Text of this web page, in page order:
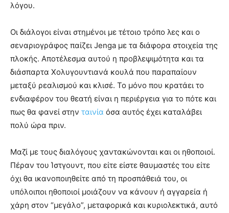
λόγου.
Οι διάλογοι είναι στημένοι με τέτοιο τρόπο λες και ο
σεναριογράφος παίζει Jenga με τα διάφορα στοιχεία της
πλοκής. Αποτέλεσμα αυτού η προβλεψιμότητα και τα
διάσπαρτα Χολυγουντιανά κουλά που παραπαίουν
μεταξύ ρεαλισμού και κλισέ. Το μόνο που κρατάει το
ενδιαφέρον του θεατή είναι η περιέργεια για το πότε και
πως θα φανεί στην ταινία όσα αυτός έχει καταλάβει
πολύ ώρα πριν.
Μαζί με τους διαλόγους χαντακώνονται και οι ηθοποιοί.
Πέραν του Ίστγουντ, που είτε είστε θαυμαστές του είτε
όχι θα ικανοποιηθείτε από τη προσπάθειά του, οι
υπόλοιποι ηθοποιοί μοιάζουν να κάνουν ή αγγαρεία ή
χάρη στον “μεγάλο”, μεταφορικά και κυριολεκτικά, αυτό